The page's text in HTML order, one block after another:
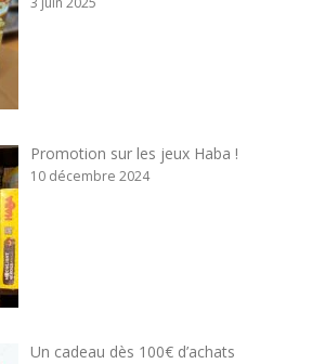
Promotion sur les jeux Haba !
10 décembre 2024
Un cadeau dès 100€ d’achats